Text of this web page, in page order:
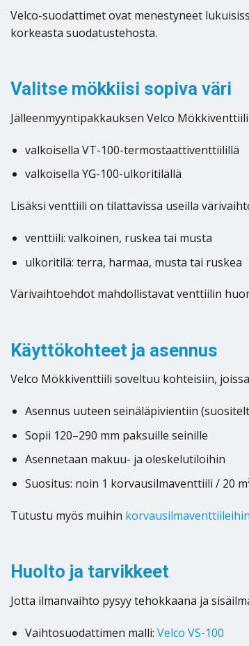
Velco-suodattimet ovat menestyneet
korkeasta suodatustehosta.
Valitse mökkiisi sopiva väri
Jälleenmyyntipakkauksen Velco
valkoisella VT-100-termostaattiventtiilillä
valkoisella YG-100-ulkoritilällä
Lisäksi venttiili on tilattavissa useilla
venttiili: valkoinen, ruskea tai musta
ulkoritilä: terra, harmaa, musta tai ruskea
Värivaihtoehdot mahdollistavat venttiilin
Käyttökohteet ja asennus
Velco Mökkiventtiili soveltuu kohteisiin,
Asennus uuteen seinäläpivientiin
Sopii 120–290 mm paksuille seinille
Asennetaan makuu- ja oleskelutiloihin
Suositus: noin 1 korvausilmaventtiili / 20
Tutustu myös muihin korvausilmaventtiileihin
Huolto ja tarvikkeet
Jotta ilmanvaihto pysyy tehokkaana ja
Vaihtosuodattimen malli: Velco VS-100